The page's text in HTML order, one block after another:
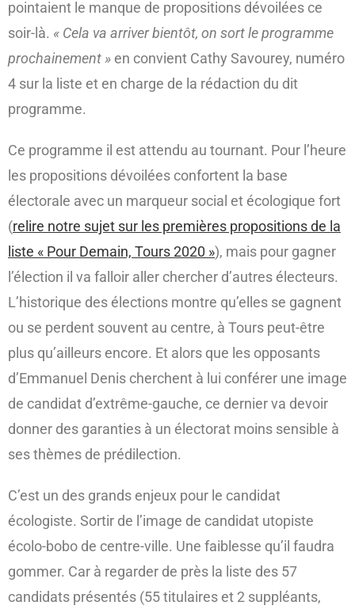
pointaient le manque de propositions dévoilées ce
soir-là. « Cela va arriver bientôt, on sort le programme
prochainement » en convient Cathy Savourey, numéro
4 sur la liste et en charge de la rédaction du dit
programme.
Ce programme il est attendu au tournant. Pour l’heure
les propositions dévoilées confortent la base
électorale avec un marqueur social et écologique fort
(relire notre sujet sur les premières propositions de la
liste « Pour Demain, Tours 2020 »), mais pour gagner
l’élection il va falloir aller chercher d’autres électeurs.
L’historique des élections montre qu’elles se gagnent
ou se perdent souvent au centre, à Tours peut-être
plus qu’ailleurs encore. Et alors que les opposants
d’Emmanuel Denis cherchent à lui conférer une image
de candidat d’extrême-gauche, ce dernier va devoir
donner des garanties à un électorat moins sensible à
ses thèmes de prédilection.
C’est un des grands enjeux pour le candidat
écologiste. Sortir de l’image de candidat utopiste
écolo-bobo de centre-ville. Une faiblesse qu’il faudra
gommer. Car à regarder de près la liste des 57
candidats présentés (55 titulaires et 2 suppléants,